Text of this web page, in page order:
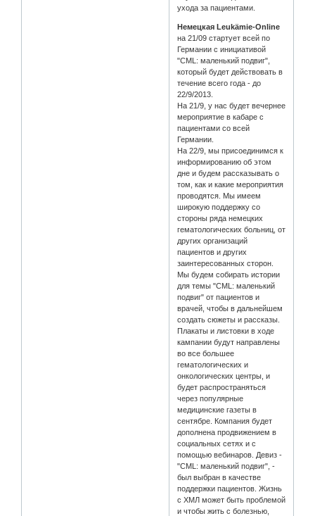
ухода за пациентами.
Немецкая Leukämie-Online
на 21/09 стартует всей по
Германии с инициативой
"CML: маленький подвиг",
который будет действовать в
течение всего года - до
22/9/2013.
На 21/9, у нас будет вечернее
мероприятие в кабаре с
пациентами со всей
Германии.
На 22/9, мы присоединимся к
информированию об этом
дне и будем рассказывать о
том, как и какие мероприятия
проводятся. Мы имеем
широкую поддержку со
стороны ряда немецких
гематологических больниц, от
других организаций
пациентов и других
заинтересованных сторон.
Мы будем собирать истории
для темы "CML: маленький
подвиг" от пациентов и
врачей, чтобы в дальнейшем
создать сюжеты и рассказы.
Плакаты и листовки в ходе
кампании будут направлены
во все большее
гематологических и
онкологических центры, и
будет распространяться
через популярные
медицинские газеты в
сентябре. Компания будет
дополнена продвижением в
социальных сетях и с
помощью вебинаров. Девиз -
"CML: маленький подвиг", -
был выбран в качестве
поддержки пациентов. Жизнь
с ХМЛ может быть проблемой
и чтобы жить с болезнью,